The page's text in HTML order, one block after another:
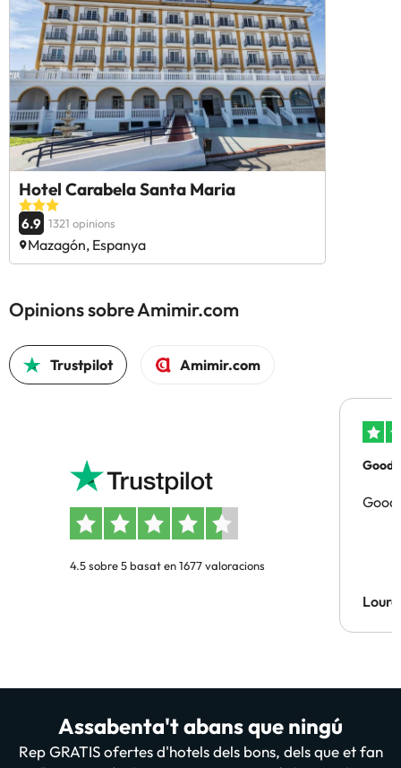
Hotel Carabela Santa Maria
6.9 1321 opinions
Mazagón, Espanya
Opinions sobre Amimir.com
Trustpilot Amimir.com
4.5 sobre 5 basat en 1677 valoracions
Good
Good
Assabenta't abans que ningú
Rep GRATIS ofertes d'hotels dels bons, dels que et fan